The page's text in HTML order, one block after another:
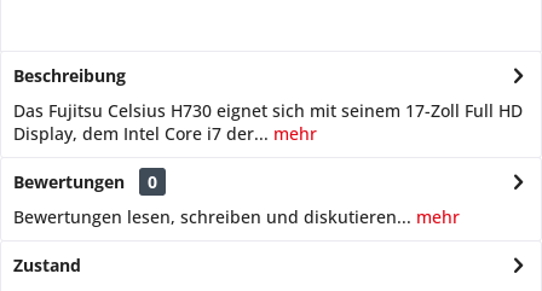
Beschreibung
Das Fujitsu Celsius H730 eignet sich mit seinem 17-Zoll Full HD
Display, dem Intel Core i7 der... mehr
Bewertungen
0
Bewertungen lesen, schreiben und diskutieren... mehr
Zustand